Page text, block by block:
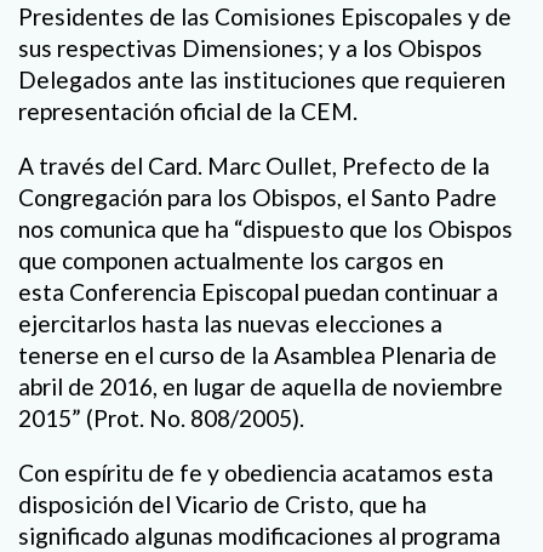
Presidentes de las Comisiones Episcopales y de
sus respectivas Dimensiones; y a los Obispos
Delegados ante las instituciones que requieren
representación oficial de la CEM.
A través del Card. Marc Oullet, Prefecto de la
Congregación para los Obispos, el Santo Padre
nos comunica que ha “dispuesto que los Obispos
que componen actualmente los cargos en
esta Conferencia Episcopal puedan continuar a
ejercitarlos hasta las nuevas elecciones a
tenerse en el curso de la Asamblea Plenaria de
abril de 2016, en lugar de aquella de noviembre
2015” (Prot. No. 808/2005).
Con espíritu de fe y obediencia acatamos esta
disposición del Vicario de Cristo, que ha
significado algunas modificaciones al programa